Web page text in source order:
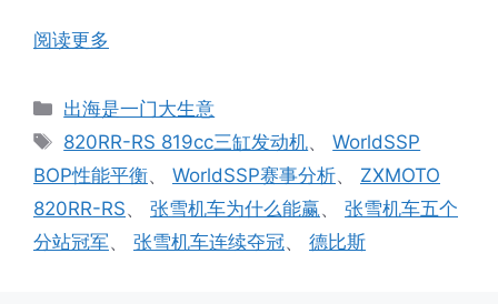
阅读更多
分
类
出海是一门大生意
标
签
820RR-RS 819cc三缸发动机、WorldSSP
BOP性能平衡、 WorldSSP赛事分析、 ZXMOTO
820RR-RS、 张雪机车为什么能赢、 张雪机车五个
分站冠军、 张雪机车连续夺冠、 德比斯